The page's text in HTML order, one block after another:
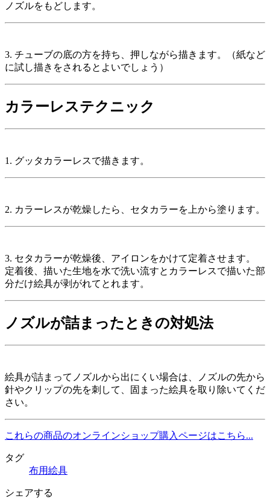
ノズルをもどします。
3. チューブの底の方を持ち、押しながら描きます。（紙など
に試し描きをされるとよいでしょう）
カラーレステクニック
1. グッタカラーレスで描きます。
2. カラーレスが乾燥したら、セタカラーを上から塗ります。
3. セタカラーが乾燥後、アイロンをかけて定着させます。
定着後、描いた生地を水で洗い流すとカラーレスで描いた部
分だけ絵具が剥がれてとれます。
ノズルが詰まったときの対処法
絵具が詰まってノズルから出にくい場合は、ノズルの先から
針やクリップの先を刺して、固まった絵具を取り除いてくだ
さい。
これらの商品のオンラインショップ購入ページはこちら...
タグ
布用絵具
シェアする